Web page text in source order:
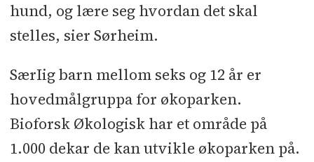
hund, og lære seg hvordan det skal
stelles, sier Sørheim.
SærIig barn mellom seks og 12 år er
hovedmålgruppa for økoparken.
Bioforsk Økologisk har et område på
1.000 dekar de kan utvikle økoparken på.